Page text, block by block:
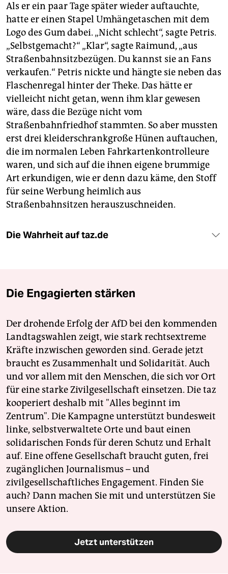
Als er ein paar Tage später wieder auftauchte,
hatte er einen Stapel Umhängetaschen mit dem
Logo des Gum dabei. „Nicht schlecht“, sagte Petris.
„Selbstgemacht?“ „Klar“, sagte Raimund, „aus
Straßenbahnsitzbezügen. Du kannst sie an Fans
verkaufen.“ Petris nickte und hängte sie neben das
Flaschenregal hinter der Theke. Das hätte er
vielleicht nicht getan, wenn ihm klar gewesen
wäre, dass die Bezüge nicht vom
Straßenbahnfriedhof stammten. So aber mussten
erst drei kleiderschrankgroße Hünen auftauchen,
die im normalen Leben Fahrkartenkontrolleure
waren, und sich auf die ihnen eigene brummige
Art erkundigen, wie er denn dazu käme, den Stoff
für seine Werbung heimlich aus
Straßenbahnsitzen herauszuschneiden.
Die Wahrheit auf taz.de
Die Engagierten stärken
Der drohende Erfolg der AfD bei den kommenden
Landtagswahlen zeigt, wie stark rechtsextreme
Kräfte inzwischen geworden sind. Gerade jetzt
braucht es Zusammenhalt und Solidarität. Auch
und vor allem mit den Menschen, die sich vor Ort
für eine starke Zivilgesellschaft einsetzen. Die taz
kooperiert deshalb mit "Alles beginnt im
Zentrum". Die Kampagne unterstützt bundesweit
linke, selbstverwaltete Orte und baut einen
solidarischen Fonds für deren Schutz und Erhalt
auf. Eine offene Gesellschaft braucht guten, frei
zugänglichen Journalismus – und
zivilgesellschaftliches Engagement. Finden Sie
auch? Dann machen Sie mit und unterstützen Sie
unsere Aktion.
Jetzt unterstützen